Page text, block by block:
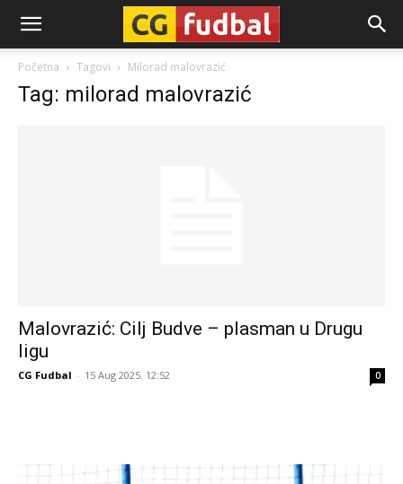
CG-
Fudbal
Početna Tagovi Milorad malovrazić
Tag: milorad malovrazić
Malovrazić: Cilj Budve – plasman u Drugu
ligu
CG Fudbal - 15 Aug 2025. 12:52 0